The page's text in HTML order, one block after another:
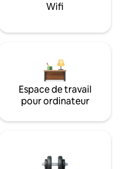
Wifi
Espace de travail
pour ordinateur